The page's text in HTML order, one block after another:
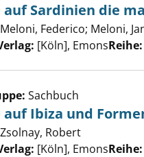
von 111 Orte auf
auf Sardinien die
Meloni, Federico; Meloni,
[Köln], EmonsReihe:
von 111 Orte auf Ibiza
Sachbuch
auf Ibiza und
Zsolnay, Robert
[Köln], EmonsReihe: